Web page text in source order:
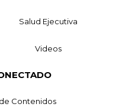
Salud Ejecutiva
Videos
Contenidos